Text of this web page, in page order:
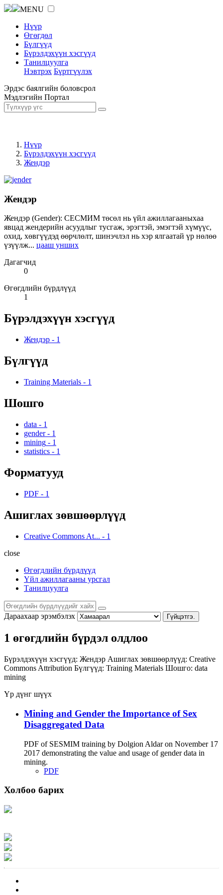
MENU
Нүүр
Өгөгдөл
Бүлгүүд
Бүрэлдэхүүн хэсгүүд
Танилцуулга
Нэвтрэх Бүртгүүлэх
Эрдэс баялгийн боловсрол
Мэдлэгийн Портал
Нүүр
Бүрэлдэхүүн хэсгүүд
Жендэр
Жендэр
Жендэр (Gender): СЕСМИМ төсөл нь үйл ажиллагааныхаа
явцад жендерийн асуудлыг тусгаж, эрэгтэй, эмэгтэй хүмүүс,
охид, хөвгүүдэд өөрчлөлт, шинэчлэл нь хэр ялгаатай үр нөлөө
үзүүлж... цааш унших
Дагагчид
0
Өгөгдлийн бүрдлүүд
1
Бүрэлдэхүүн хэсгүүд
Жендэр - 1
Бүлгүүд
Training Materials - 1
Шошго
data - 1
gender - 1
mining - 1
statistics - 1
Форматууд
PDF - 1
Ашиглах зөвшөөрлүүд
Creative Commons At... - 1
close
Өгөгдлийн бүрдлүүд
Үйл ажиллагааны урсгал
Танилцуулга
Дараахаар эрэмбэлэх Гүйцэтгэ.
1 өгөгдлийн бүрдэл олдлоо
Бүрэлдэхүүн хэсгүүд: Жендэр Ашиглах зөвшөөрлүүд: Creative
Commons Attribution Бүлгүүд: Training Materials Шошго: data
mining
Үр дүнг шүүх
Mining and Gender the Importance of Sex
Disaggregated Data
PDF of SESMIM training by Dolgion Aldar on November 17
2017 demonstrating the value and usage of gender data in
mining.
PDF
Холбоо барих